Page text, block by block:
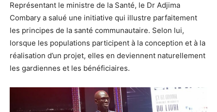
Représentant le ministre de la Santé, le Dr Adjima
Combary a salué une initiative qui illustre parfaitement
les principes de la santé communautaire. Selon lui,
lorsque les populations participent à la conception et à la
réalisation d’un projet, elles en deviennent naturellement
les gardiennes et les bénéficiaires.